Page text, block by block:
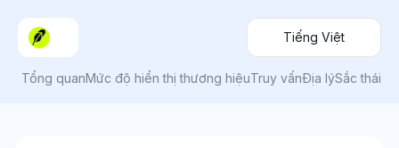
Tiếng Việt
Tổng quanMức độ hiển thị thương hiệuTruy vấnĐịa lýSắc thái